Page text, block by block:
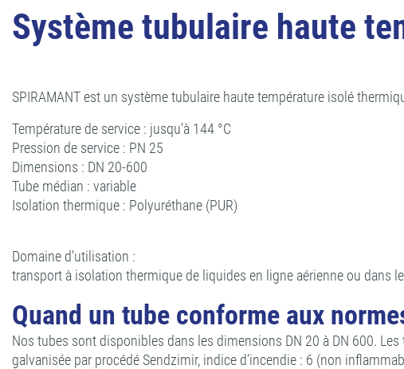
Système tubulaire haute
SPIRAMANT est un système tubulaire haute température isolé
Température de service : jusqu’à 144 °C
Pression de service : PN 25
Dimensions : DN 20-600
Tube médian : variable
Isolation thermique : Polyuréthane (PUR)
Domaine d’utilisation :
transport à isolation thermique de liquides en ligne aérienne ou dans
Quand un tube conforme aux
Nos tubes sont disponibles dans les dimensions DN 20 à DN 600.
galvanisée par procédé Sendzimir, indice d’incendie : 6 (non